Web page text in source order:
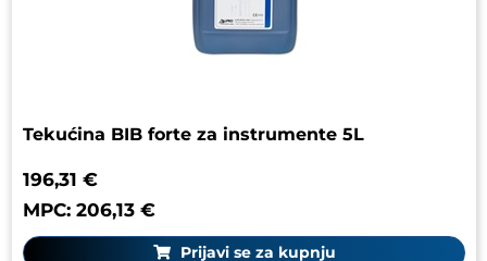
Tekućina BIB forte za instrumente 5L
196,31 €
MPC: 206,13 €
Prijavi se za kupnju